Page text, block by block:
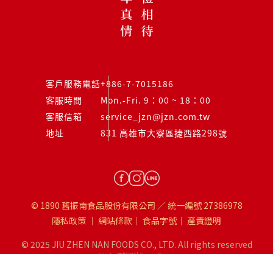
客戶服務電話+886-7-7015186
客服時間
Mon.-Fri. 9：00 ~ 18：00
客服信箱
service_jzn@jzn.com.tw
地址
831 高雄市大寮區捷西路298號
© 1890 舊振南食品股份有限公司 ／ 統一編號 27386978
隱私政策 ｜ 網站條款 ｜ 食品字號｜ 產責證明
© 2025 JIU ZHEN NAN FOODS CO., LTD. All rights reserved